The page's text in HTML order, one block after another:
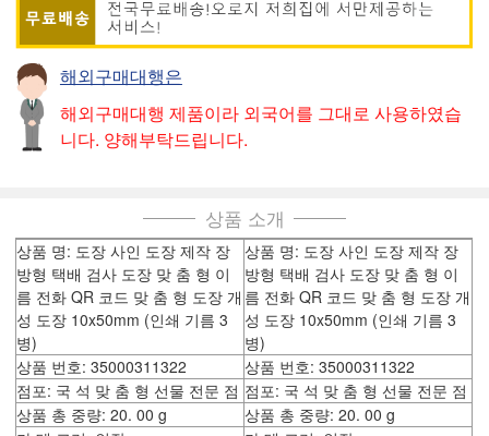
해외구매대행은
해외구매대행 제품이라 외국어를 그대로 사용하였습
니다. 양해부탁드립니다.
상품 소개
상품 명: 도장 사인 도장 제작 장
방형 택배 검사 도장 맞 춤 형 이
름 전화 QR 코드 맞 춤 형 도장 개
성 도장 10x50mm (인쇄 기름 3
병)
상품 명: 도장 사인 도장 제작 장
방형 택배 검사 도장 맞 춤 형 이
름 전화 QR 코드 맞 춤 형 도장 개
성 도장 10x50mm (인쇄 기름 3
병)
상품 번호: 35000311322
상품 번호: 35000311322
점포: 국 석 맞 춤 형 선물 전문 점 점포: 국 석 맞 춤 형 선물 전문 점
상품 총 중량: 20. 00 g
상품 총 중량: 20. 00 g